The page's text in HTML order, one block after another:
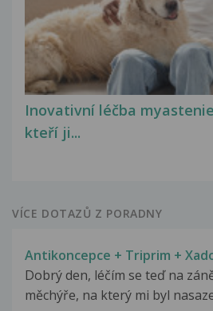
Inovativní léčba
kteří ji...
VÍCE DOTAZŮ Z PORADNY
Antikoncepce + Triprim +
Dobrý den, léčím se teď na
měchýře, na který mi byl